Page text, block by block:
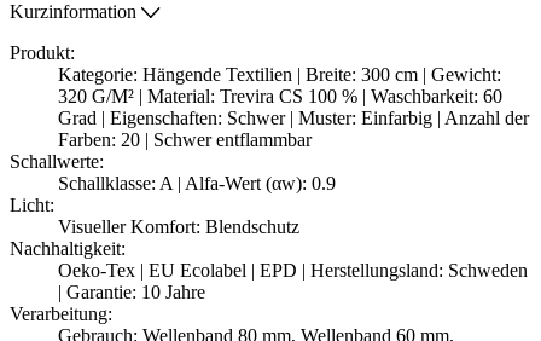
Kurzinformation
Produkt:
Kategorie: Hängende Textilien | Breite: 300 cm | Gewicht:
320 G/M² | Material: Trevira CS 100 % | Waschbarkeit: 60
Grad | Eigenschaften: Schwer | Muster: Einfarbig | Anzahl der
Farben: 20 | Schwer entflammbar
Schallwerte:
Schallklasse: A | Alfa-Wert (αw): 0.9
Licht:
Visueller Komfort: Blendschutz
Nachhaltigkeit:
Oeko-Tex | EU Ecolabel | EPD | Herstellungsland: Schweden
| Garantie: 10 Jahre
Verarbeitung:
Gebrauch: Wellenband 80 mm, Wellenband 60 mm,